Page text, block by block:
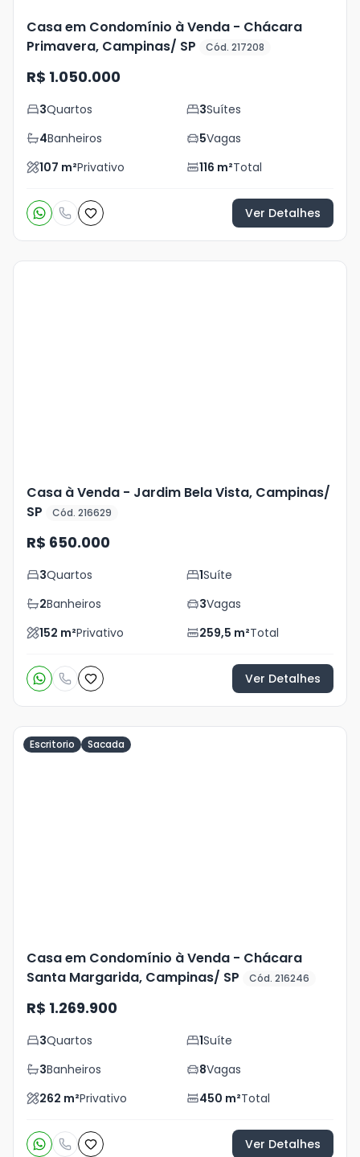
Casa em Condomínio à Venda - Chácara
Primavera, Campinas/ SP
Cód. 217208
R$ 1.050.000
3Quartos 3Suítes
4Banheiros 5Vagas
107 m²Privativo 116 m²Total
Ver Detalhes
Casa à Venda - Jardim Bela Vista, Campinas/
SP
Cód. 216629
R$ 650.000
3Quartos 1Suíte
2Banheiros 3Vagas
152 m²Privativo 259,5 m²Total
Ver Detalhes
Escritorio Sacada
Casa em Condomínio à Venda - Chácara
Santa Margarida, Campinas/ SP
Cód. 216246
R$ 1.269.900
3Quartos 1Suíte
3Banheiros 8Vagas
262 m²Privativo 450 m²Total
Ver Detalhes